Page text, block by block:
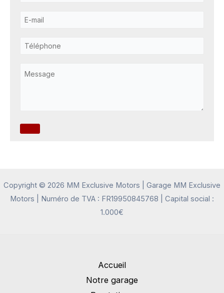
Copyright © 2026 MM Exclusive Motors | Garage MM Exclusive
Motors | Numéro de TVA : FR19950845768 | Capital social :
1.000€
Accueil
Notre garage